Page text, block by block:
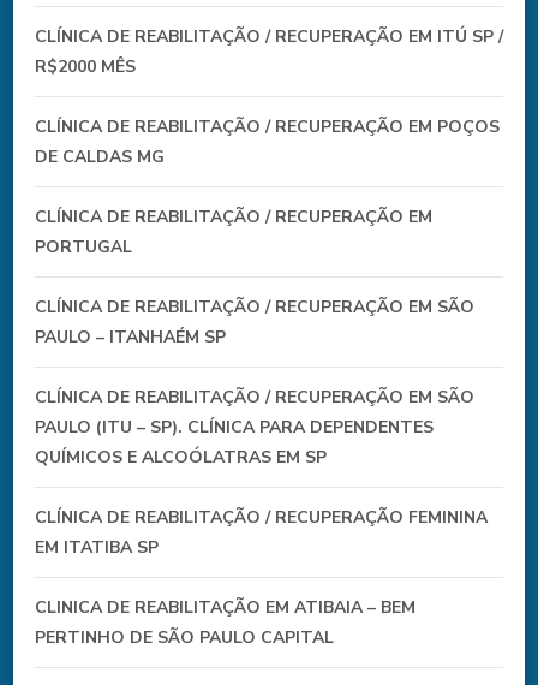
CLÍNICA DE REABILITAÇÃO / RECUPERAÇÃO EM ITÚ SP /
R$2000 MÊS
CLÍNICA DE REABILITAÇÃO / RECUPERAÇÃO EM POÇOS
DE CALDAS MG
CLÍNICA DE REABILITAÇÃO / RECUPERAÇÃO EM
PORTUGAL
CLÍNICA DE REABILITAÇÃO / RECUPERAÇÃO EM SÃO
PAULO – ITANHAÉM SP
CLÍNICA DE REABILITAÇÃO / RECUPERAÇÃO EM SÃO
PAULO (ITU – SP). CLÍNICA PARA DEPENDENTES
QUÍMICOS E ALCOÓLATRAS EM SP
CLÍNICA DE REABILITAÇÃO / RECUPERAÇÃO FEMININA
EM ITATIBA SP
CLINICA DE REABILITAÇÃO EM ATIBAIA – BEM
PERTINHO DE SÃO PAULO CAPITAL